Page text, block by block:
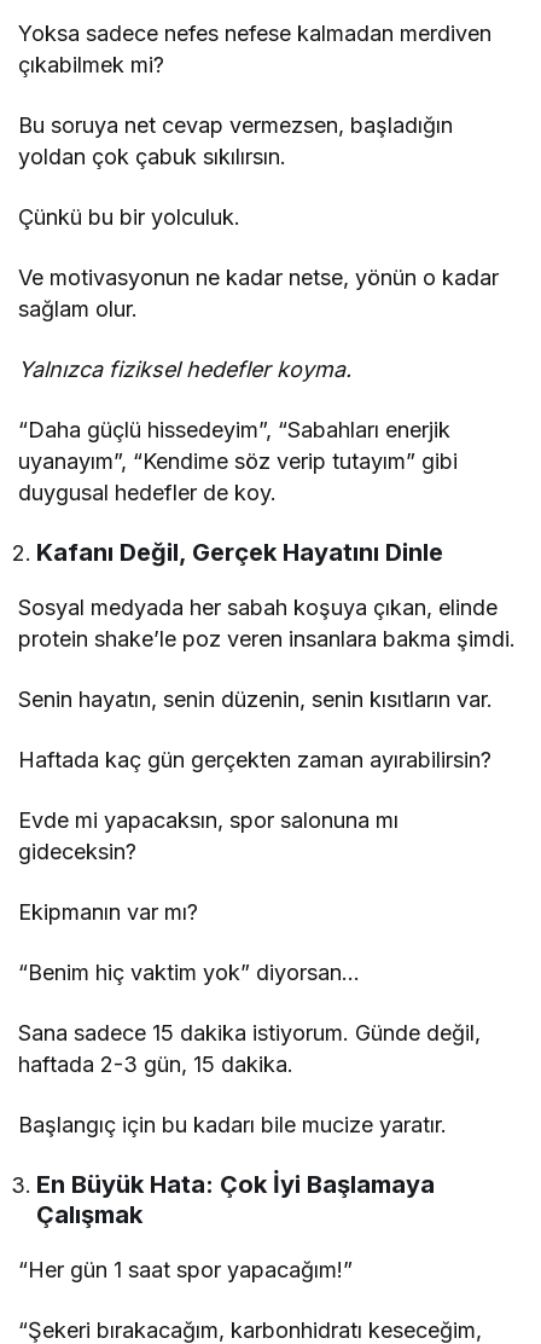
Yoksa sadece nefes nefese kalmadan merdiven
çıkabilmek mi?
Bu soruya net cevap vermezsen, başladığın
yoldan çok çabuk sıkılırsın.
Çünkü bu bir yolculuk.
Ve motivasyonun ne kadar netse, yönün o kadar
sağlam olur.
Yalnızca fiziksel hedefler koyma.
“Daha güçlü hissedeyim”, “Sabahları enerjik
uyanayım”, “Kendime söz verip tutayım” gibi
duygusal hedefler de koy.
Kafanı Değil, Gerçek Hayatını Dinle
Sosyal medyada her sabah koşuya çıkan, elinde
protein shake’le poz veren insanlara bakma şimdi.
Senin hayatın, senin düzenin, senin kısıtların var.
Haftada kaç gün gerçekten zaman ayırabilirsin?
Evde mi yapacaksın, spor salonuna mı
gideceksin?
Ekipmanın var mı?
“Benim hiç vaktim yok” diyorsan…
Sana sadece 15 dakika istiyorum. Günde değil,
haftada 2-3 gün, 15 dakika.
Başlangıç için bu kadarı bile mucize yaratır.
En Büyük Hata: Çok İyi Başlamaya
Çalışmak
“Her gün 1 saat spor yapacağım!”
“Şekeri bırakacağım, karbonhidratı keseceğim,